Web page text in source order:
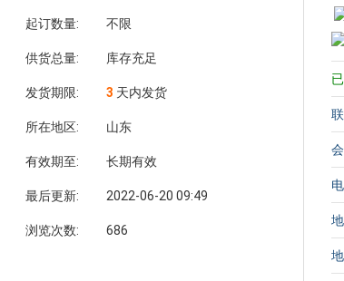
起订数量: 不限
供货总量: 库存充足
发货期限: 3 天内发货
所在地区: 山东
有效期至: 长期有效
最后更新: 2022-06-20 09:49
浏览次数: 686